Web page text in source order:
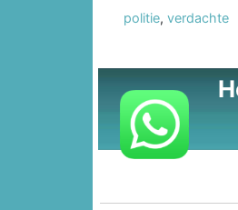
politie, verdachte